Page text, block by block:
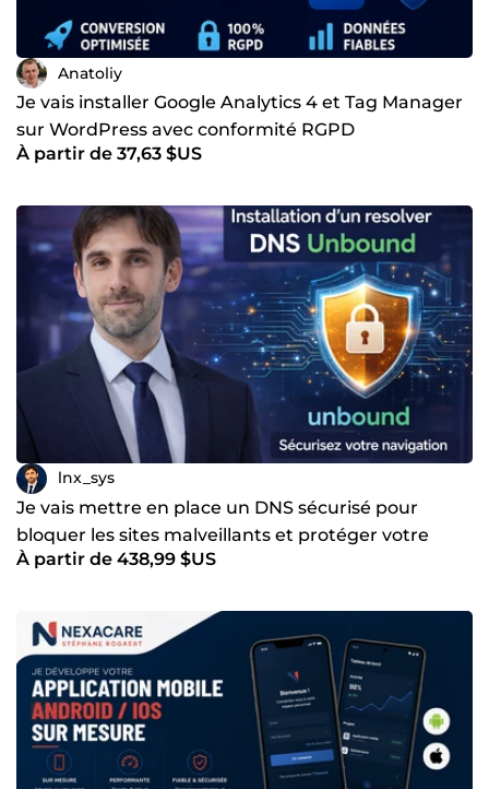
Anatoliy
Je vais installer Google Analytics 4 et Tag Manager
sur WordPress avec conformité RGPD
À partir de 37,63 $US
lnx_sys
Je vais mettre en place un DNS sécurisé pour
bloquer les sites malveillants et protéger votre
navigation
À partir de 438,99 $US